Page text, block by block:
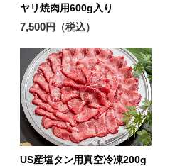
ヤリ焼肉用600g入り
7,500円（税込）
US産塩タン用真空冷凍200g